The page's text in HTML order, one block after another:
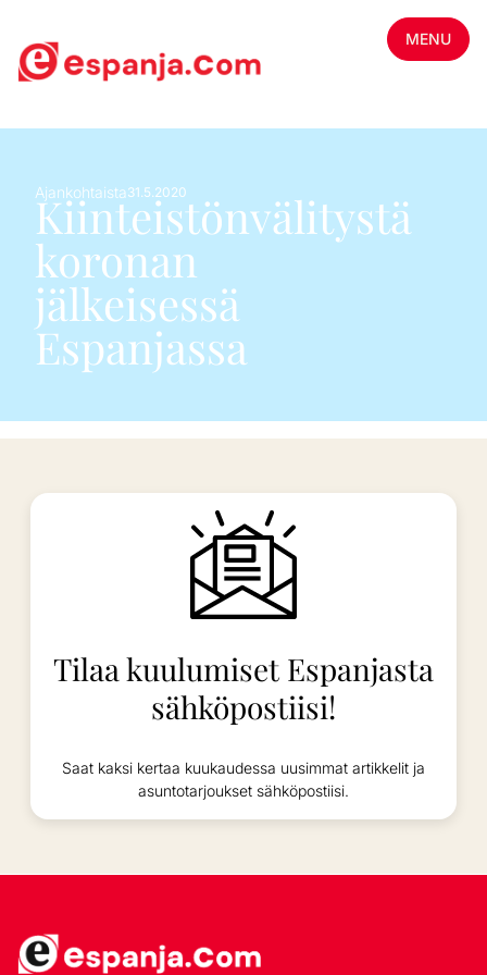
MENU
Ajankohtaista31.5.2020
Kiinteistönvälitystä
koronan
jälkeisessä
Espanjassa
Tilaa kuulumiset Espanjasta
sähköpostiisi!
Saat kaksi kertaa kuukaudessa uusimmat artikkelit ja
asuntotarjoukset sähköpostiisi.